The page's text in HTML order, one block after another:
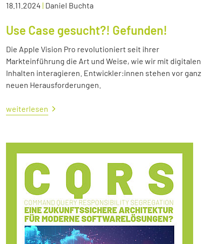
18.11.2024 | Daniel Buchta
Use Case gesucht?! Gefunden!
Die Apple Vision Pro revolutioniert seit ihrer
Markteinführung die Art und Weise, wie wir mit digitalen
Inhalten interagieren. Entwickler:innen stehen vor ganz
neuen Herausforderungen.
weiterlesen